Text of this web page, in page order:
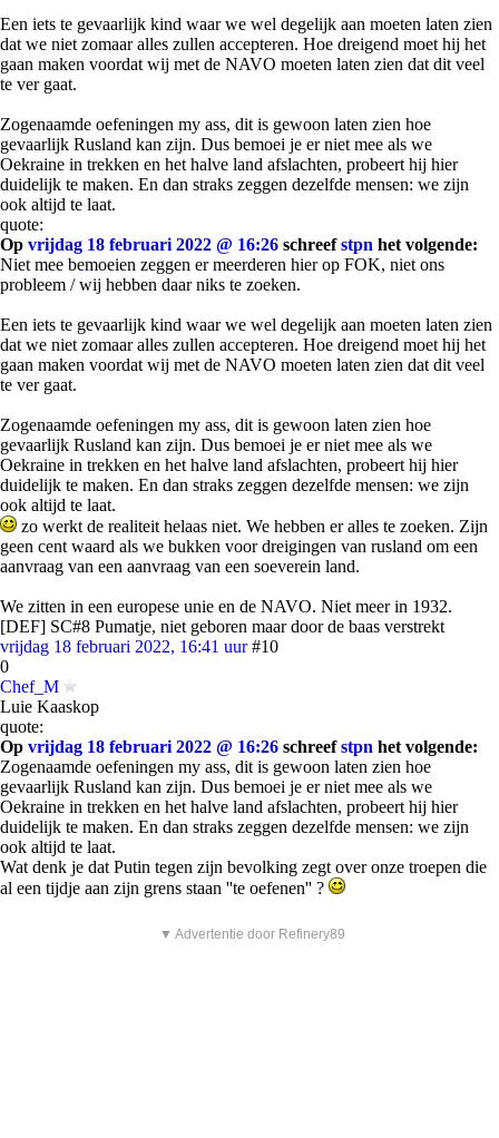
Een iets te gevaarlijk kind waar we wel degelijk aan moeten laten zien
dat we niet zomaar alles zullen accepteren. Hoe dreigend moet hij het
gaan maken voordat wij met de NAVO moeten laten zien dat dit veel
te ver gaat.
Zogenaamde oefeningen my ass, dit is gewoon laten zien hoe
gevaarlijk Rusland kan zijn. Dus bemoei je er niet mee als we
Oekraine in trekken en het halve land afslachten, probeert hij hier
duidelijk te maken. En dan straks zeggen dezelfde mensen: we zijn
ook altijd te laat.
quote:
Op vrijdag 18 februari 2022 @ 16:26 schreefstpn het volgende:
Niet mee bemoeien zeggen er meerderen hier op FOK, niet ons
probleem / wij hebben daar niks te zoeken.
Een iets te gevaarlijk kind waar we wel degelijk aan moeten laten zien
dat we niet zomaar alles zullen accepteren. Hoe dreigend moet hij het
gaan maken voordat wij met de NAVO moeten laten zien dat dit veel
te ver gaat.
Zogenaamde oefeningen my ass, dit is gewoon laten zien hoe
gevaarlijk Rusland kan zijn. Dus bemoei je er niet mee als we
Oekraine in trekken en het halve land afslachten, probeert hij hier
duidelijk te maken. En dan straks zeggen dezelfde mensen: we zijn
ook altijd te laat.
zo werkt de realiteit helaas niet. We hebben er alles te zoeken. Zijn
geen cent waard als we bukken voor dreigingen van rusland om een
aanvraag van een aanvraag van een soeverein land.
We zitten in een europese unie en de NAVO. Niet meer in 1932.
[DEF] SC#8 Pumatje, niet geboren maar door de baas verstrekt
vrijdag 18 februari 2022, 16:41 uur #10
0
Chef_M
Luie Kaaskop
quote:
Op vrijdag 18 februari 2022 @ 16:26 schreefstpn het volgende:
Zogenaamde oefeningen my ass, dit is gewoon laten zien hoe
gevaarlijk Rusland kan zijn. Dus bemoei je er niet mee als we
Oekraine in trekken en het halve land afslachten, probeert hij hier
duidelijk te maken. En dan straks zeggen dezelfde mensen: we zijn
ook altijd te laat.
Wat denk je dat Putin tegen zijn bevolking zegt over onze troepen die
al een tijdje aan zijn grens staan ''te oefenen'' ?
▼ Advertentie door Refinery89